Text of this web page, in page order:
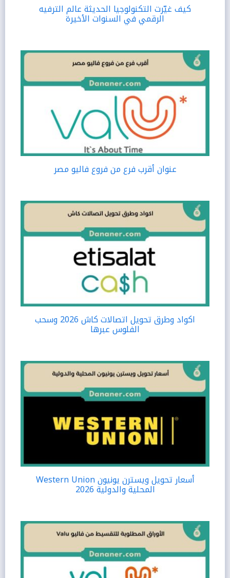
كيف غيّرت التكنولوجيا الحديثة عالم الترفيه
الرقمي في السنوات الأخيرة
عنوان أقرب فرع من فروع فاليو مصر
اكواد وطرق تحويل اتصالات كاش 2026 وسحب
الفلوس عبرها
أسعار تحويل ويسترن يونيون Western Union
المحلية والدولية 2026